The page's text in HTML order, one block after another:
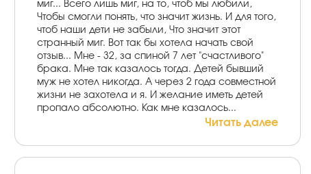
миг... Всего лишь миг, на то, чтоб мы любили,
Чтобы смогли понять, что значит жизнь. И для того,
чтоб наши дети не забыли, Что значит этот
странный миг. Вот так бы хотела начать свой
отзыв... Мне - 32, за спиной 7 лет "счастливого"
брака. Мне так казалось тогда. Детей бывший
муж не хотел никогда. А через 2 года совместной
жизни не захотела и я. И желание иметь детей
пропало абсолютно. Как мне казалось...
Читать далее